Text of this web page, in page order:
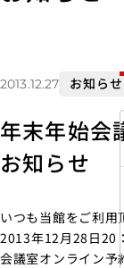
2013.12.27 お知らせ
年末年始会
お知らせ
いつも当館をご利用
2013年12月28日20
会議室オンライン予